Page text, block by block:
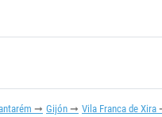
Gijón Vila Franca de Xira